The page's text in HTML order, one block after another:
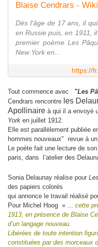
Blaise Cendrars -
Dès l'âge de 17 ans, il
en Russie puis, en 1911,
premier poème Les
New York en...
https://
Tout commence avec "Les
Cendrars rencontre les
Apollinaire à qui il a envoyé
York en juillet 1912.
Elle est parallèlement publiée
hommes nouveaux" revue à
Le poète fait une lecture de
paris, dans l’atelier des
Sonia Delaunay réalise pour
des papiers colorés
qui annonce le travail réalisé
Pour Michel Hoog « ... cette
1913, en présence de Blaise
d’un langage nouveau.
Libérées de toute intention
constituées par des morceaux